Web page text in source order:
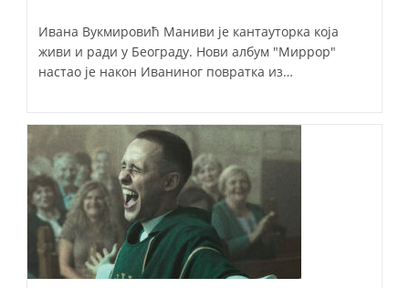
Ивана Вукмировић Маниви је кантауторка која
живи и ради у Београду. Нови албум "Миррор"
настао је након Иваниног повратка из…